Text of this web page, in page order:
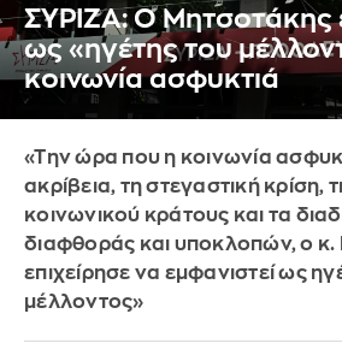
ΣΥΡΙΖΑ: Ο Μητσοτάκης
ως «ηγέτης του
κοινωνία ασφυκτιά
«Την ώρα που η κοινωνία
ακρίβεια, τη στεγαστική κρίση,
κοινωνικού κράτους και τα
διαφθοράς και υποκλοπών, ο
επιχείρησε να εμφανιστεί ως
μέλλοντος»